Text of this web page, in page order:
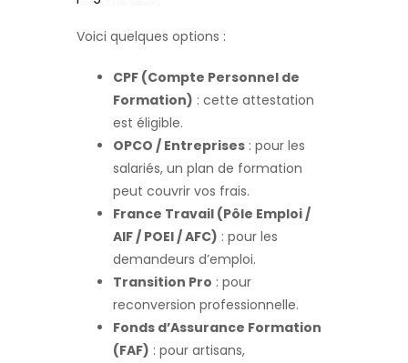
Voici quelques options :
CPF (Compte Personnel de
Formation) : cette attestation
est éligible.
OPCO / Entreprises : pour les
salariés, un plan de formation
peut couvrir vos frais.
France Travail (Pôle Emploi /
AIF / POEI / AFC) : pour les
demandeurs d’emploi.
Transition Pro : pour
reconversion professionnelle.
Fonds d’Assurance Formation
(FAF) : pour artisans,